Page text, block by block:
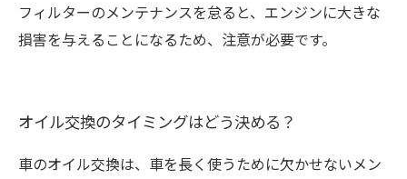
フィルターのメンテナンスを怠ると、エンジンに大きな
損害を与えることになるため、注意が必要です。
オイル交換のタイミングはどう決める？
車のオイル交換は、車を長く使うために欠かせないメン